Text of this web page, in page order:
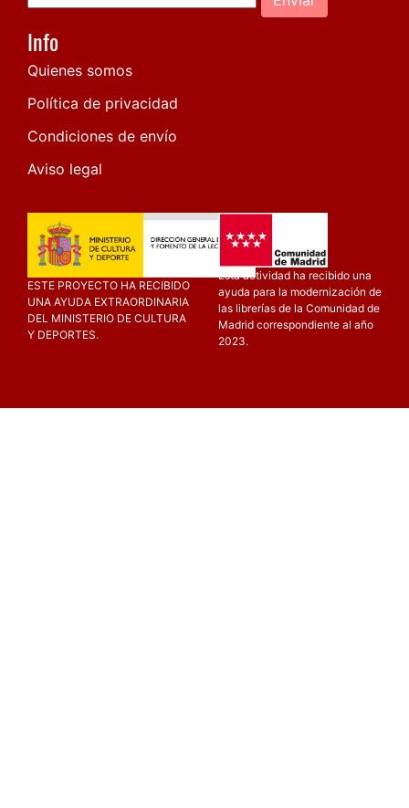
Info
Quienes somos
Política de privacidad
Condiciones de envío
Aviso legal
ESTE PROYECTO HA RECIBIDO
UNA AYUDA EXTRAORDINARIA
DEL MINISTERIO DE CULTURA
Y DEPORTES.
Esta actividad ha recibido una
ayuda para la modernización de
las librerías de la Comunidad de
Madrid correspondiente al año
2023.